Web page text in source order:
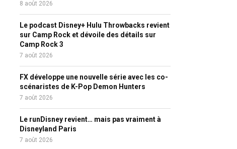
8 août 2026
Le podcast Disney+ Hulu Throwbacks revient
sur Camp Rock et dévoile des détails sur
Camp Rock 3
7 août 2026
FX développe une nouvelle série avec les co-
scénaristes de K-Pop Demon Hunters
7 août 2026
Le runDisney revient… mais pas vraiment à
Disneyland Paris
7 août 2026